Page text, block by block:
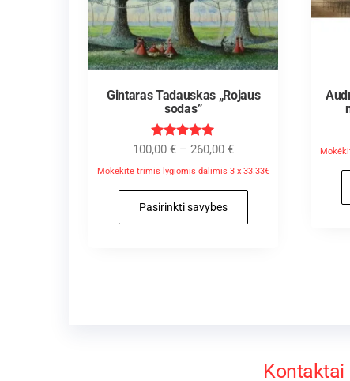
Gintaras Tadauskas „Rojaus
sodas”
Įvertinimas
5.00
100,00€ – 260,00€
Mokėkite trimis lygiomis dalimis 3 x 33.33€
Pasirinkti savybes
Kontaktai